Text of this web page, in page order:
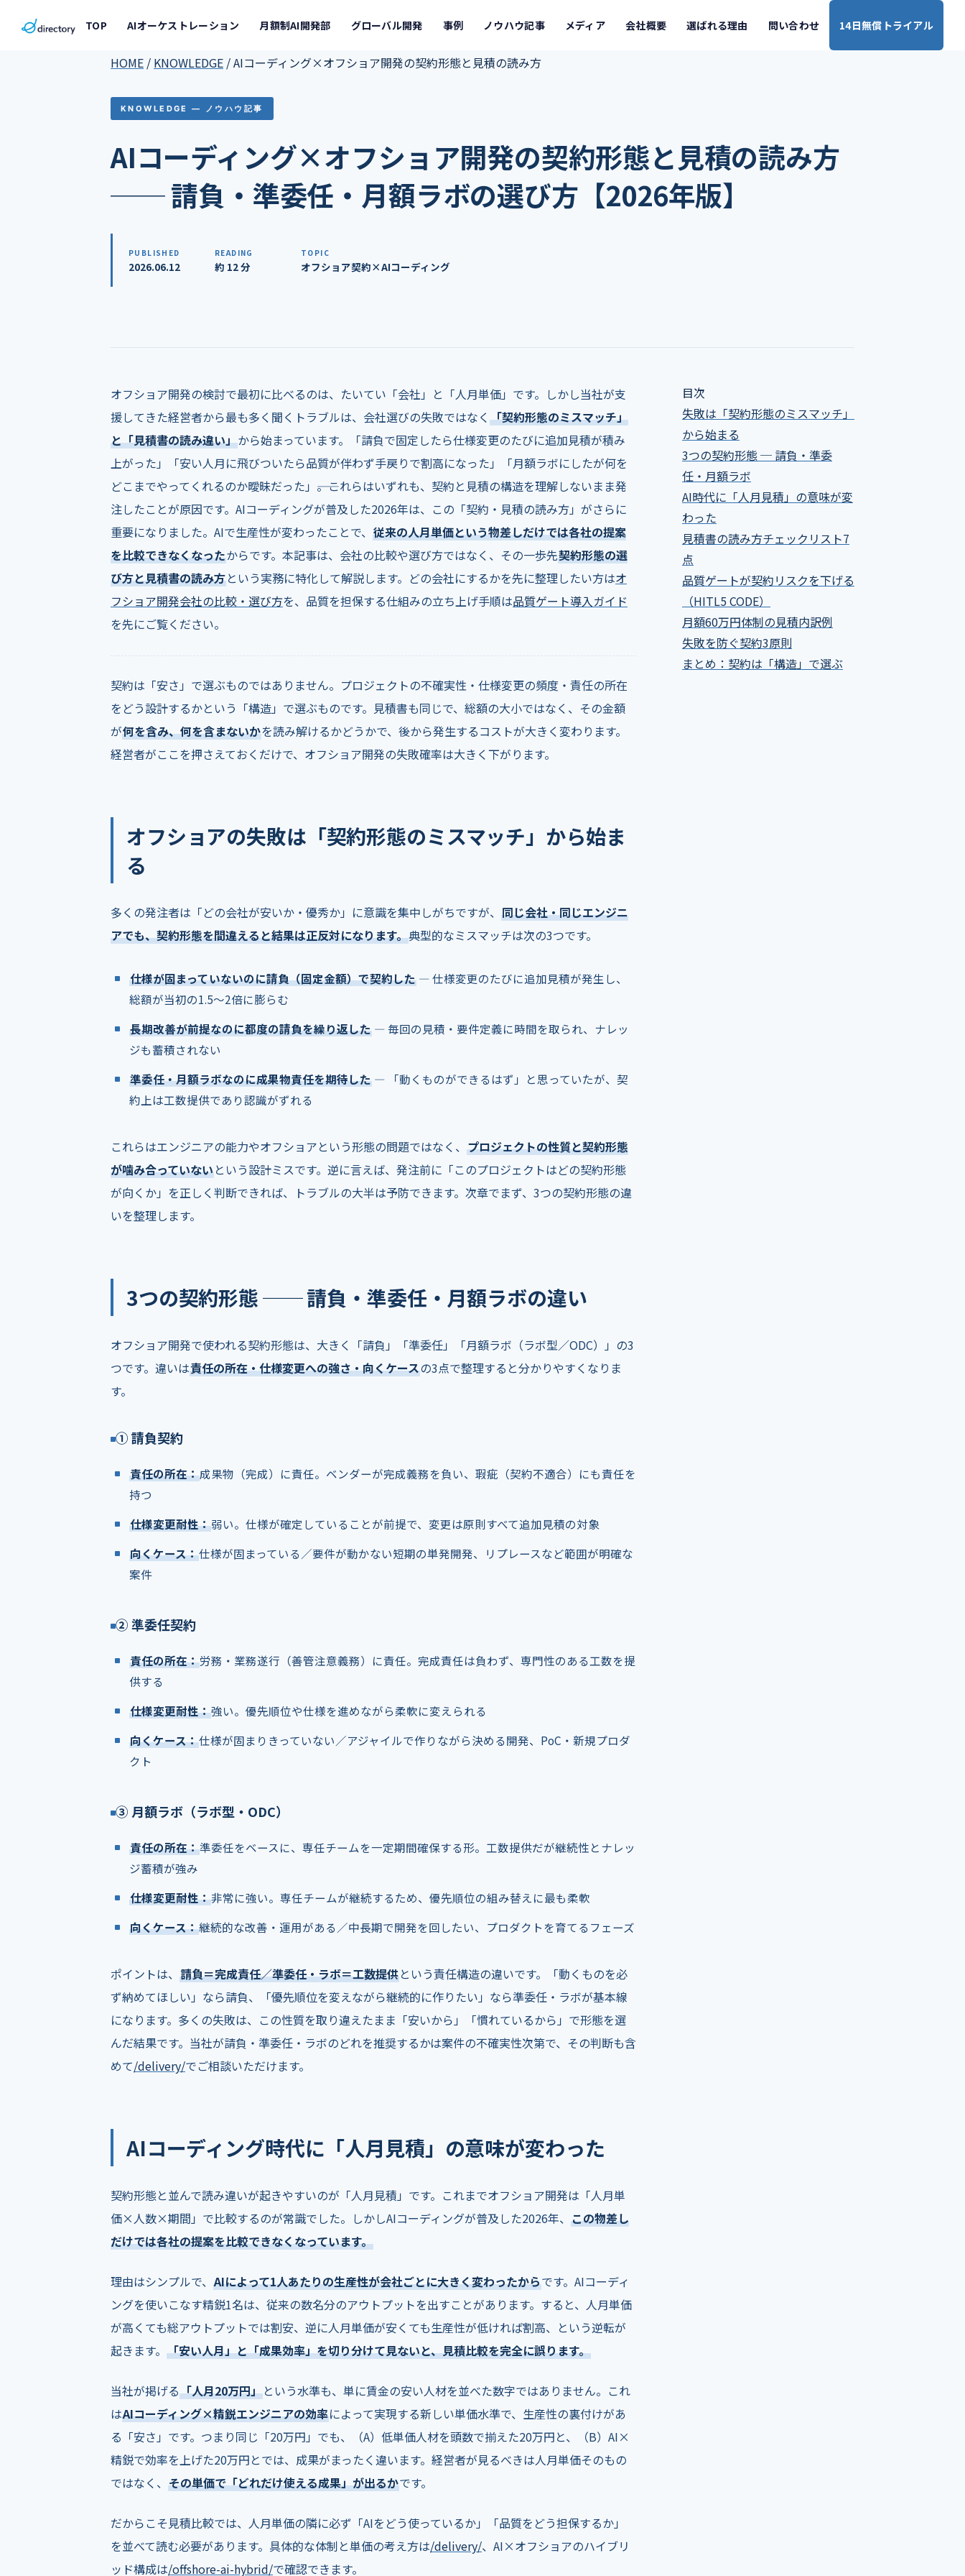
TOP AIオーケストレーション 月額制AI開発部 グローバル開発 事例 ノウハウ記事 メディア 会社概要 選ばれる理由 問い合わせ 14日無償トライアル
HOME / KNOWLEDGE /AIコーディング×オフショア開発の契約形態と見積の読み方
KNOWLEDGE — ノウハウ記事
AIコーディング×オフショア開発の契約形態と見積の読み方
── 請負・準委任・月額ラボの選び方【2026年版】
PUBLISHED
2026.06.12
READING
約 12 分
TOPIC
オフショア契約×AIコーディング
オフショア開発の検討で最初に比べるのは、たいてい「会社」と「人月単価」です。しかし当社が支
援してきた経営者から最も多く聞くトラブルは、会社選びの失敗ではなく 「契約形態のミスマッチ」
と「見積書の読み違い」から始まっています。「請負で固定したら仕様変更のたびに追加見積が積み
上がった」「安い人月に飛びついたら品質が伴わず手戻りで割高になった」「月額ラボにしたが何を
どこまでやってくれるのか曖昧だった」――。これらはいずれも、契約と見積の構造を理解しないまま発
注したことが原因です。AIコーディングが普及した2026年は、この「契約・見積の読み方」がさらに
重要になりました。AIで生産性が変わったことで、 従来の人月単価という物差しだけでは各社の提案
を比較できなくなったからです。本記事は、会社の比較や選び方ではなく、その一歩先――契約形態の選
び方と見積書の読み方という実務に特化して解説します。どの会社にするかを先に整理したい方はオ
フショア開発会社の比較・選び方を、品質を担保する仕組みの立ち上げ手順は品質ゲート導入ガイド
を先にご覧ください。
契約は「安さ」で選ぶものではありません。プロジェクトの不確実性・仕様変更の頻度・責任の所在
をどう設計するかという「構造」で選ぶものです。見積書も同じで、総額の大小ではなく、その金額
が何を含み、何を含まないかを読み解けるかどうかで、後から発生するコストが大きく変わります。
経営者がここを押さえておくだけで、オフショア開発の失敗確率は大きく下がります。
オフショアの失敗は「契約形態のミスマッチ」から始ま
る
多くの発注者は「どの会社が安いか・優秀か」に意識を集中しがちですが、 同じ会社・同じエンジニ
アでも、契約形態を間違えると結果は正反対になります。典型的なミスマッチは次の3つです。
仕様が固まっていないのに請負（固定金額）で契約した ― 仕様変更のたびに追加見積が発生し、
総額が当初の1.5〜2倍に膨らむ
長期改善が前提なのに都度の請負を繰り返した ― 毎回の見積・要件定義に時間を取られ、ナレッ
ジも蓄積されない
準委任・月額ラボなのに成果物責任を期待した ― 「動くものができるはず」と思っていたが、契
約上は工数提供であり認識がずれる
これらはエンジニアの能力やオフショアという形態の問題ではなく、 プロジェクトの性質と契約形態
が噛み合っていないという設計ミスです。逆に言えば、発注前に「このプロジェクトはどの契約形態
が向くか」を正しく判断できれば、トラブルの大半は予防できます。次章でまず、3つの契約形態の違
いを整理します。
3つの契約形態 ── 請負・準委任・月額ラボの違い
オフショア開発で使われる契約形態は、大きく「請負」「準委任」「月額ラボ（ラボ型／ODC）」の3
つです。違いは責任の所在・仕様変更への強さ・向くケースの3点で整理すると分かりやすくなりま
す。
① 請負契約
責任の所在：成果物（完成）に責任。ベンダーが完成義務を負い、瑕疵（契約不適合）にも責任を
持つ
仕様変更耐性：弱い。仕様が確定していることが前提で、変更は原則すべて追加見積の対象
向くケース：仕様が固まっている／要件が動かない短期の単発開発、リプレースなど範囲が明確な
案件
② 準委任契約
責任の所在：労務・業務遂行（善管注意義務）に責任。完成責任は負わず、専門性のある工数を提
供する
仕様変更耐性：強い。優先順位や仕様を進めながら柔軟に変えられる
向くケース：仕様が固まりきっていない／アジャイルで作りながら決める開発、PoC・新規プロダ
クト
③ 月額ラボ（ラボ型・ODC）
責任の所在：準委任をベースに、専任チームを一定期間確保する形。工数提供だが継続性とナレッ
ジ蓄積が強み
仕様変更耐性：非常に強い。専任チームが継続するため、優先順位の組み替えに最も柔軟
向くケース：継続的な改善・運用がある／中長期で開発を回したい、プロダクトを育てるフェーズ
ポイントは、 請負＝完成責任／準委任・ラボ＝工数提供という責任構造の違いです。「動くものを必
ず納めてほしい」なら請負、「優先順位を変えながら継続的に作りたい」なら準委任・ラボが基本線
になります。多くの失敗は、この性質を取り違えたまま「安いから」「慣れているから」で形態を選
んだ結果です。当社が請負・準委任・ラボのどれを推奨するかは案件の不確実性次第で、その判断も含
めて/delivery/でご相談いただけます。
AIコーディング時代に「人月見積」の意味が変わった
契約形態と並んで読み違いが起きやすいのが「人月見積」です。これまでオフショア開発は「人月単
価×人数×期間」で比較するのが常識でした。しかしAIコーディングが普及した2026年、 この物差し
だけでは各社の提案を比較できなくなっています。
理由はシンプルで、 AIによって1人あたりの生産性が会社ごとに大きく変わったからです。AIコーディ
ングを使いこなす精鋭1名は、従来の数名分のアウトプットを出すことがあります。すると、人月単価
が高くても総アウトプットでは割安、逆に人月単価が安くても生産性が低ければ割高、という逆転が
起きます。 「安い人月」と「成果効率」を切り分けて見ないと、見積比較を完全に誤ります。
当社が掲げる「人月20万円」という水準も、単に賃金の安い人材を並べた数字ではありません。これ
はAIコーディング×精鋭エンジニアの効率によって実現する新しい単価水準で、生産性の裏付けがあ
る「安さ」です。つまり同じ「20万円」でも、（A）低単価人材を頭数で揃えた20万円と、（B）AI×
精鋭で効率を上げた20万円とでは、成果がまったく違います。経営者が見るべきは人月単価そのもの
ではなく、 その単価で「どれだけ使える成果」が出るかです。
だからこそ見積比較では、人月単価の隣に必ず「AIをどう使っているか」「品質をどう担保するか」
を並べて読む必要があります。具体的な体制と単価の考え方は/delivery/、AI×オフショアのハイブリ
ッド構成は/offshore-ai-hybrid/で確認できます。
目次
失敗は「契約形態のミスマッチ」
から始まる
3つの契約形態 ─ 請負・準委
任・月額ラボ
AI時代に「人月見積」の意味が変
わった
見積書の読み方チェックリスト7
点
品質ゲートが契約リスクを下げる
（HITL5 CODE）
月額60万円体制の見積内訳例
失敗を防ぐ契約3原則
まとめ：契約は「構造」で選ぶ